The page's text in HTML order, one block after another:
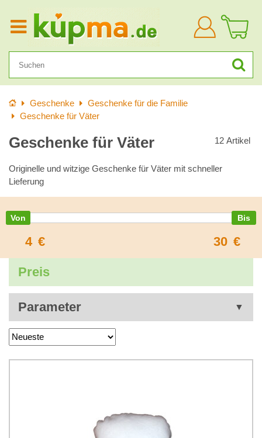
Anmelden
StartseiteGeschenke
Geschenke für die Familie
Geschenke für Väter
Geschenke für Väter 12 Artikel
Originelle und witzige Geschenke für Väter mit schneller
Lieferung
4 € 30 €
Preis
Parameter